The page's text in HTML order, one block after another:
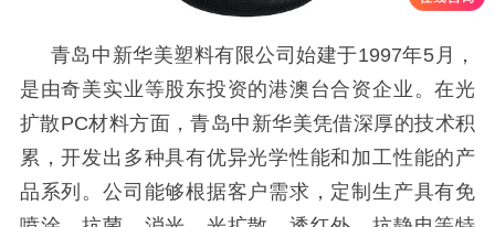
青岛中新华美塑料有限公司始建于1997年5月，
是由奇美实业等股东投资的港澳台合资企业。在光
扩散PC材料方面，青岛中新华美凭借深厚的技术积
累，开发出多种具有优异光学性能和加工性能的产
品系列。公司能够根据客户需求，定制生产具有免